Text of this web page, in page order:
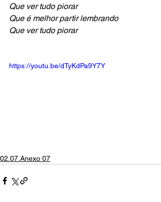
Que ver tudo piorar
Que é melhor partir lembrando
Que ver tudo piorar
https://youtu.be/dTyKdPa9Y7Y
02.07.Anexo 07